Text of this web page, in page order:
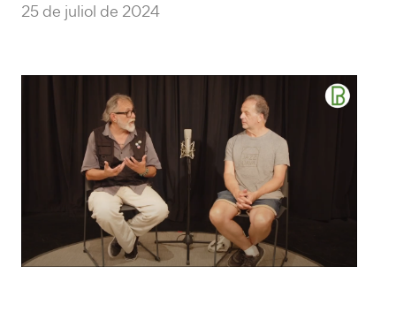
25 de juliol de 2024